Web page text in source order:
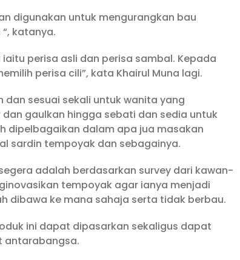
digunakan untuk mengurangkan bau
katanya.
perisa asli dan perisa sambal. Kepada
perisa cili”, kata Khairul Muna lagi.
sesuai sekali untuk wanita yang
gaulkan hingga sebati dan sedia untuk
dipelbagaikan dalam apa jua masakan
sardin tempoyak dan sebagainya.
adalah berdasarkan survey dari kawan-
tempoyak agar ianya menjadi
dibawa ke mana sahaja serta tidak berbau.
ini dapat dipasarkan sekaligus dapat
antarabangsa.